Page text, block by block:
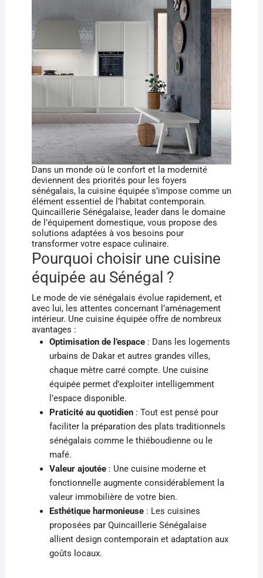
Dans un monde où le confort et la modernité
deviennent des priorités pour les foyers
sénégalais, la cuisine équipée s’impose comme un
élément essentiel de l’habitat contemporain.
Quincaillerie Sénégalaise, leader dans le domaine
de l’équipement domestique, vous propose des
solutions adaptées à vos besoins pour
transformer votre espace culinaire.
Pourquoi choisir une cuisine
équipée au Sénégal ?
Le mode de vie sénégalais évolue rapidement, et
avec lui, les attentes concernant l’aménagement
intérieur. Une cuisine équipée offre de nombreux
avantages :
Optimisation de l’espace: Dans les logements
urbains de Dakar et autres grandes villes,
chaque mètre carré compte. Une cuisine
équipée permet d’exploiter intelligemment
l’espace disponible.
Praticité au quotidien: Tout est pensé pour
faciliter la préparation des plats traditionnels
sénégalais comme le thiéboudienne ou le
mafé.
Valeur ajoutée: Une cuisine moderne et
fonctionnelle augmente considérablement la
valeur immobilière de votre bien.
Esthétique harmonieuse: Les cuisines
proposées par Quincaillerie Sénégalaise
allient design contemporain et adaptation aux
goûts locaux.